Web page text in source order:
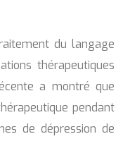
du langage
thérapeutiques
a montré que
pendant
de dépression de